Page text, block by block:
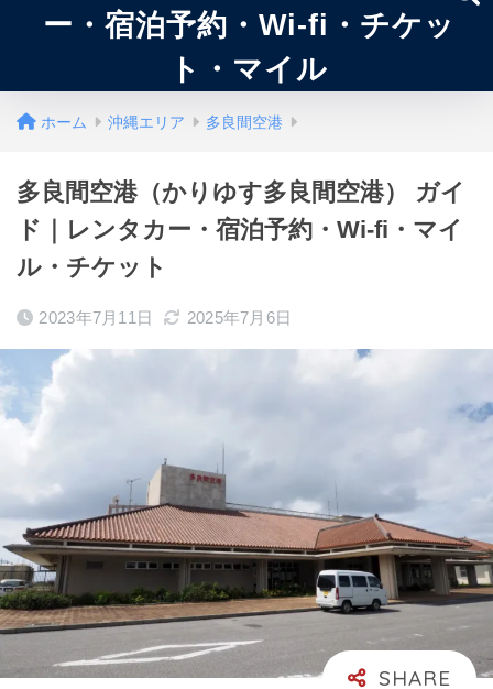
ー・宿泊予約・Wi-fi・チケッ
ト・マイル
ホーム 沖縄エリア 多良間空港
多良間空港（かりゆす多良間空港） ガイ
ド｜レンタカー・宿泊予約・Wi-fi・マイ
ル・チケット
2023年7月11日 2025年7月6日